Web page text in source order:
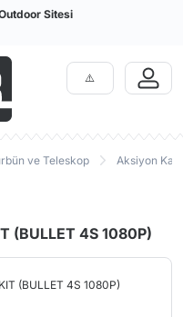
Sitesi
ve Teleskop Aksiyon
(BULLET 4S 1080P)